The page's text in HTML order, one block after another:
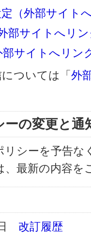
（外部サイト
部サイトへリ
部サイトへリン
ついては「外
の変更と通
リシーを予告
最新の内容を
改訂履歴